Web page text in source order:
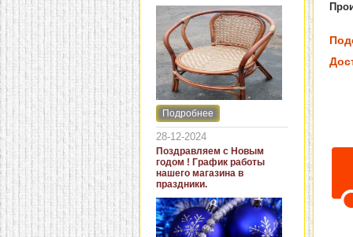
Интернет-магазин "Кровать
и диван" представляет
новинки стульев и кресел
для дачи. В ассортименте
представлены как
бюджетные модели из
пластика для дачи, так и
кресла для загородных
домов из натурального и
искусственного ротанга.
Подробнее
28-12-2024
Поздравляем с Новым
годом ! График работы
нашего магазина в
праздники.